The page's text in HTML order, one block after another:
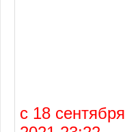
с 18 сентября